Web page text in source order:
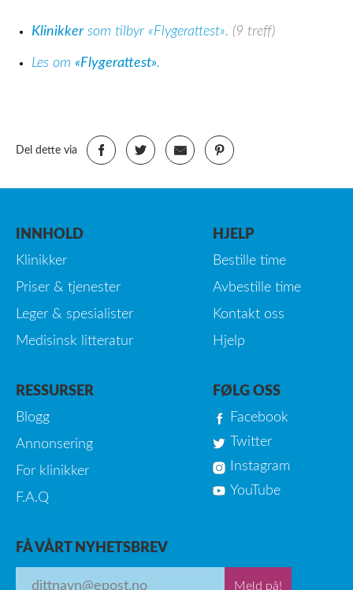
Klinikkersom tilbyr «Flygerattest». (9 treff)
Les om «Flygerattest».
Del dette via
INNHOLD
Klinikker
Priser & tjenester
Leger & spesialister
Medisinsk litteratur
HJELP
Bestille time
Avbestille time
Kontakt oss
Hjelp
RESSURSER
Blogg
Annonsering
For klinikker
F.A.Q
FØLG OSS
Facebook
Twitter
Instagram
YouTube
FÅ VÅRT NYHETSBREV
Meld på!